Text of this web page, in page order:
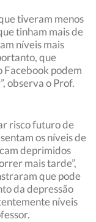
tiveram menos
tinham mais de
níveis mais
que
Facebook podem
observa o Prof.
risco futuro de
os níveis de
deprimidos
mais tarde”,
que pode
da depressão
níveis